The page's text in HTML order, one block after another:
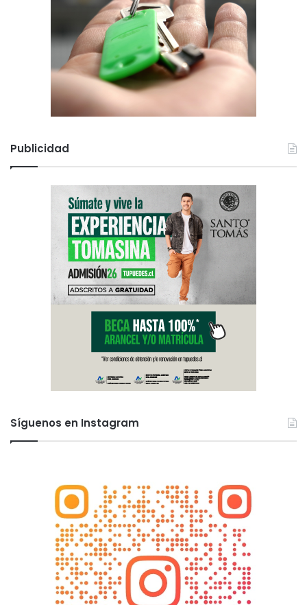
Publicidad
Síguenos en Instagram